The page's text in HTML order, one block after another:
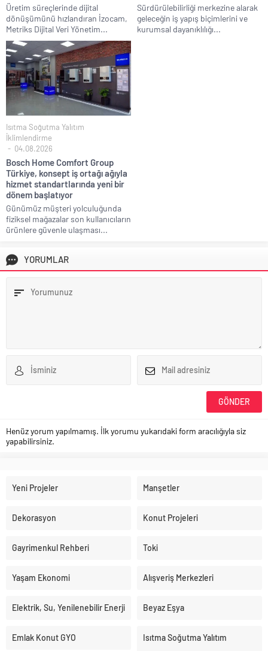
Üretim süreçlerinde dijital
dönüşümünü hızlandıran İzocam,
Metriks Dijital Veri Yönetim...
Sürdürülebilirliği merkezine alarak
geleceğin iş yapış biçimlerini ve
kurumsal dayanıklılığı...
Isıtma Soğutma Yalıtım
İklimlendirme
04.08.2026
Bosch Home Comfort Group
Türkiye, konsept iş ortağı ağıyla
hizmet standartlarında yeni bir
dönem başlatıyor
Günümüz müşteri yolculuğunda
fiziksel mağazalar son kullanıcıların
ürünlere güvenle ulaşması...
YORUMLAR
Henüz yorum yapılmamış. İlk yorumu yukarıdaki form aracılığıyla siz
yapabilirsiniz.
Yeni Projeler Manşetler
Dekorasyon Konut Projeleri
Gayrimenkul Rehberi Toki
Yaşam Ekonomi Alışveriş Merkezleri
Elektrik, Su, Yenilenebilir Enerji Beyaz Eşya
Emlak Konut GYO Isıtma Soğutma Yalıtım